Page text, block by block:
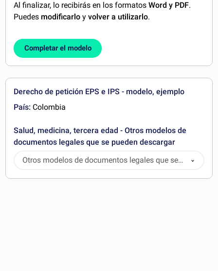
Al finalizar, lo recibirás en los formatosWord y PDF.
Puedes modificarlo yvolver a utilizarlo.
Completar el modelo
Derecho de petición EPS e IPS - modelo, ejemplo
País: Colombia
Salud, medicina, tercera edad - Otros modelos de
documentos legales que se pueden descargar
Otros modelos de documentos legales que se
pueden descargar